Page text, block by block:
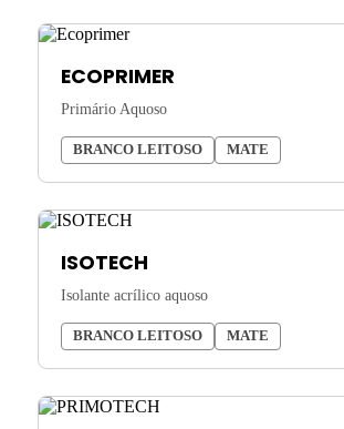
ECOPRIMER
Primário Aquoso
BRANCO LEITOSO MATE
ISOTECH
Isolante acrílico aquoso
BRANCO LEITOSO MATE